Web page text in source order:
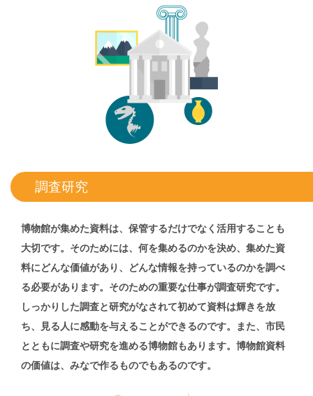
調査研究
博物館が集めた資料は、保管するだけでなく活用することも
大切です。そのためには、何を集めるのかを決め、集めた資
料にどんな価値があり、どんな情報を持っているのかを調べ
る必要があります。そのための重要な仕事が調査研究です。
しっかりした調査と研究がなされて初めて資料は輝きを放
ち、見る人に感動を与えることができるのです。また、市民
とともに調査や研究を進める博物館もあります。博物館資料
の価値は、みなで作るものでもあるのです。